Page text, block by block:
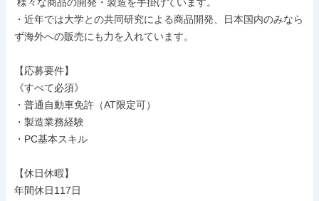
・近年では大学との共同研究による商品開発、日本国内のみなら
ず海外への販売にも力を入れています。
【応募要件】
《すべて必須》
・普通自動車免許（AT限定可）
・製造業務経験
・PC基本スキル
【休日休暇】
年間休日117日